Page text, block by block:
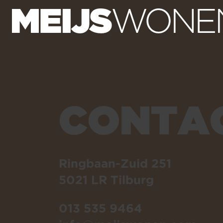
Ringbaan-Zuid 251
5021 LR Tilburg
013 535 9464